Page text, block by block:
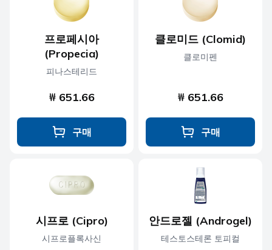
프로페시아
(Propecia)
피나스테리드
₩ 651.66
구매
클로미드 (Clomid)
클로미펜
₩ 651.66
구매
시프로 (Cipro)
시프로플록사신
안드로젤 (Androgel)
테스토스테론 토피컬